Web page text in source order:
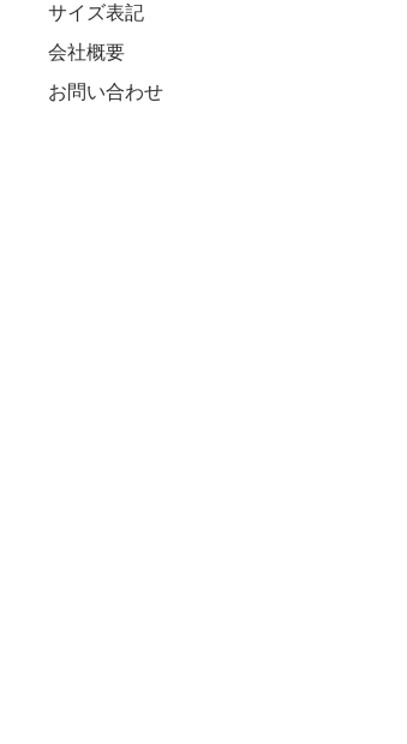
サイズ表記
会社概要
お問い合わせ